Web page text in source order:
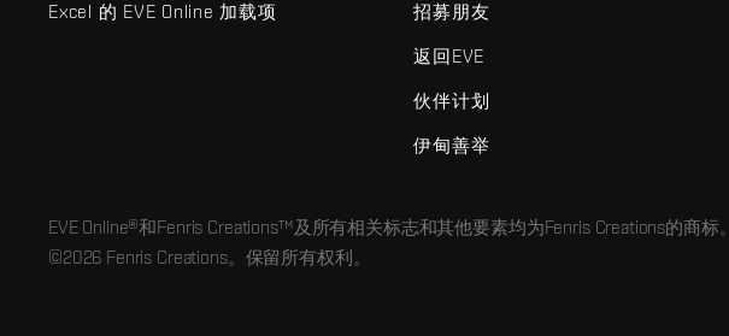
Excel 的 EVE Online 加载项 招募朋友
返回EVE
伙伴计划
伊甸善举
EVE Online®和Fenris Creations™及所有相关标志和其他要素均为Fenris Creations的商标。
©2026 Fenris Creations。保留所有权利。